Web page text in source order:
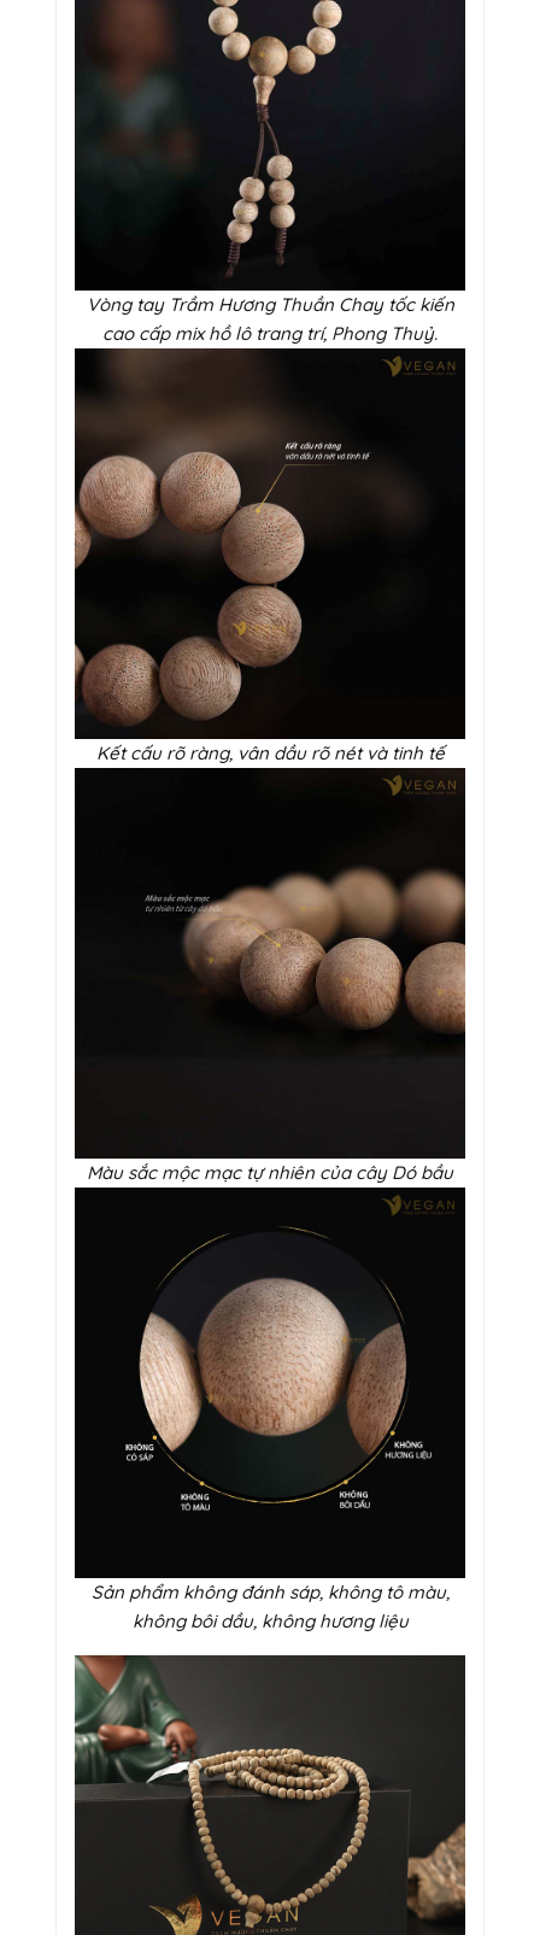
Vòng tay Trầm Hương Thuần Chay tốc kiến
cao cấp mix hồ lô trang trí, Phong Thuỷ.
Kết cấu rõ ràng, vân dầu rõ nét và tinh tế
Màu sắc mộc mạc tự nhiên của cây Dó bầu
Sản phẩm không đánh sáp, không tô màu,
không bôi dầu, không hương liệu